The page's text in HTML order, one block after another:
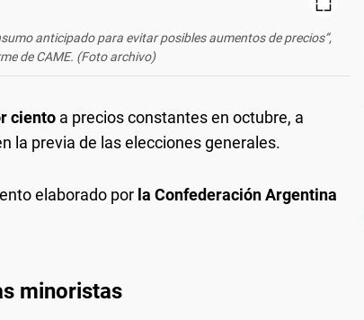
anticipado para evitar posibles aumentos de precios”,
de CAME. (Foto archivo)
ciento a precios constantes en octubre, a
la previa de las elecciones generales.
elaborado por la Confederación Argentina
minoristas